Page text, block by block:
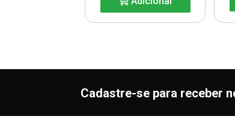
Cadastre-se para receber